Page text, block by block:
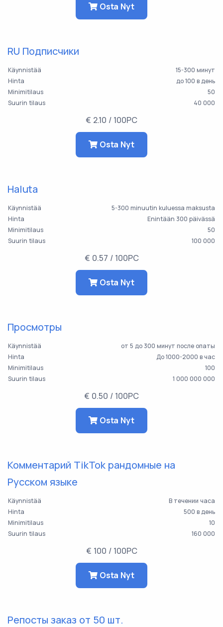
Osta Nyt
RU Подписчики
Käynnistää
15-300 минут
Hinta
до 100 в день
Minimitilaus
50
Suurin tilaus
40 000
€ 2.10 / 100PC
Osta Nyt
Haluta
Käynnistää
5-300 minuutin kuluessa maksusta
Hinta
Enintään 300 päivässä
Minimitilaus
50
Suurin tilaus
100 000
€ 0.57 / 100PC
Osta Nyt
Просмотры
Käynnistää
от 5 до 300 минут после опаты
Hinta
До 1000-2000 в час
Minimitilaus
100
Suurin tilaus
1 000 000 000
€ 0.50 / 100PC
Osta Nyt
Комментарий TikTok рандомные на
Русском языке
Käynnistää
В течении часа
Hinta
500 в день
Minimitilaus
10
Suurin tilaus
160 000
€ 100 / 100PC
Osta Nyt
Репосты заказ от 50 шт.